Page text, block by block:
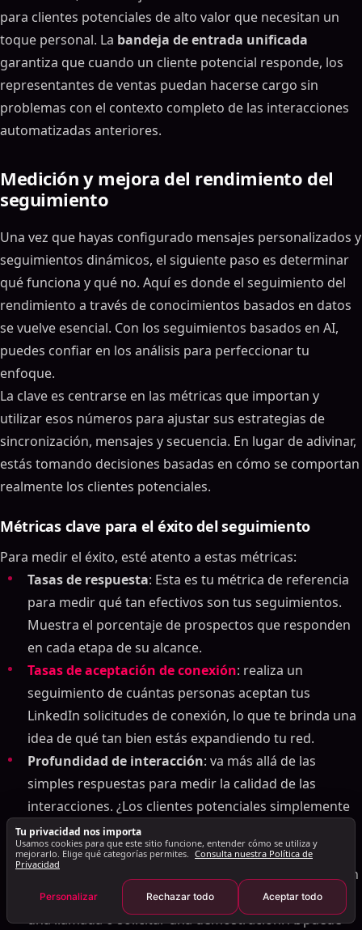
Tabla de contenidos
ON THIS PAGE
Este LinkedIn mensaje obtiene tasas de respuesta del
30% e imprime dinero
Cómo AI optimiza el tiempo de seguimiento
Análisis de datos para una mejor sincronización
Tiempo personalizado basado en el
comportamiento del usuario
Aprender y adaptarse con el tiempo
Personalización y priorización de leads con AI
Personalizar seguimientos a escala
Puntuación de clientes potenciales para centrarse
en los mejores prospectos
Automatización de secuencias de seguimiento de
varios pasos
Programación dinámica para seguimientos
Seguimiento manual versus AI-controlado
Medición y mejora del rendimiento del seguimiento
Métricas clave para el éxito del seguimiento
AI-Información basada en mejores resultados
Pruebas A/B para un mejor rendimiento
El futuro de AI en LinkedIn Divulgación
Conclusiones clave
¿Qué sigue?
Preguntas frecuentes
¿Cómo elige AI el mejor momento para enviar
LinkedIn mensajes de seguimiento?
¿Cómo determina AI el mejor momento para hacer
seguimiento a LinkedIn prospectos?
¿Cómo ajusta AI el tiempo de seguimiento para que
coincida con el comportamiento del cliente
potencial y las tendencias del mercado?
para clientes potenciales de alto valor que necesitan un
toque personal. La bandeja de entrada unificada
garantiza que cuando un cliente potencial responde, los
representantes de ventas puedan hacerse cargo sin
problemas con el contexto completo de las interacciones
automatizadas anteriores.
Medición y mejora del rendimiento del
seguimiento
Una vez que hayas configurado mensajes personalizados y
seguimientos dinámicos, el siguiente paso es determinar
qué funciona y qué no. Aquí es donde el seguimiento del
rendimiento a través de conocimientos basados ​​en datos
se vuelve esencial. Con los seguimientos basados en AI,
puedes confiar en los análisis para perfeccionar tu
enfoque.
La clave es centrarse en las métricas que importan y
utilizar esos números para ajustar sus estrategias de
sincronización, mensajes y secuencia. En lugar de adivinar,
estás tomando decisiones basadas en cómo se comportan
realmente los clientes potenciales.
Métricas clave para el éxito del seguimiento
Para medir el éxito, esté atento a estas métricas:
Tasas de respuesta: Esta es tu métrica de referencia
para medir qué tan efectivos son tus seguimientos.
Muestra el porcentaje de prospectos que responden
en cada etapa de su alcance.
Tasas de aceptación de conexión: realiza un
seguimiento de cuántas personas aceptan tus
LinkedIn solicitudes de conexión, lo que te brinda una
idea de qué tan bien estás expandiendo tu red.
Profundidad de interacción: va más allá de las
simples respuestas para medir la calidad de las
interacciones. ¿Los clientes potenciales simplemente
responden con un rápido "gracias" o participan en
conversaciones significativas?
Tasas de conversión
: Mide cuántos prospectos pasan
del contacto inicial a acciones clave como programar
una llamada o solicitar una demostración. AI puede
Tu privacidad nos importa
Usamos cookies para que este sitio funcione, entender cómo se utiliza y
mejorarlo. Elige qué categorías permites. Consulta nuestra Política de
Privacidad
Personalizar Rechazar todo Aceptar todo